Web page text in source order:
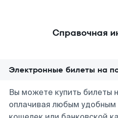
Справочная
Электронные билеты на
Вы можете купить билеты
оплачивая любым удобным